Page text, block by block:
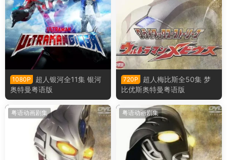
1080P
超人银河全11集 银河
奥特曼粤语版
720P
超人梅比斯全50集 梦
比优斯奥特曼粤语版
粤语动画剧集 粤语动画剧集